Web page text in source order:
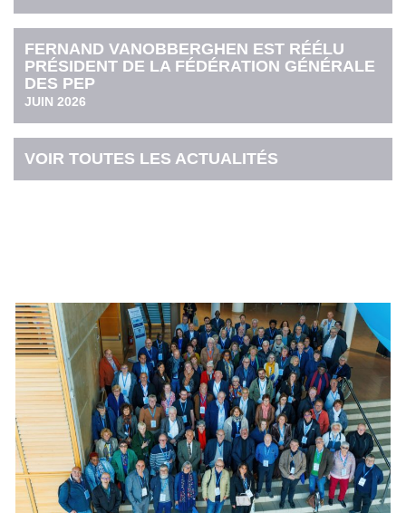
FERNAND VANOBBERGHEN EST RÉÉLU
PRÉSIDENT DE LA FÉDÉRATION GÉNÉRALE
DES PEP
JUIN 2026
VOIR TOUTES LES ACTUALITÉS